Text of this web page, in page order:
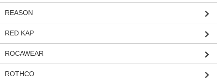
REASON
RED KAP
ROCAWEAR
ROTHCO